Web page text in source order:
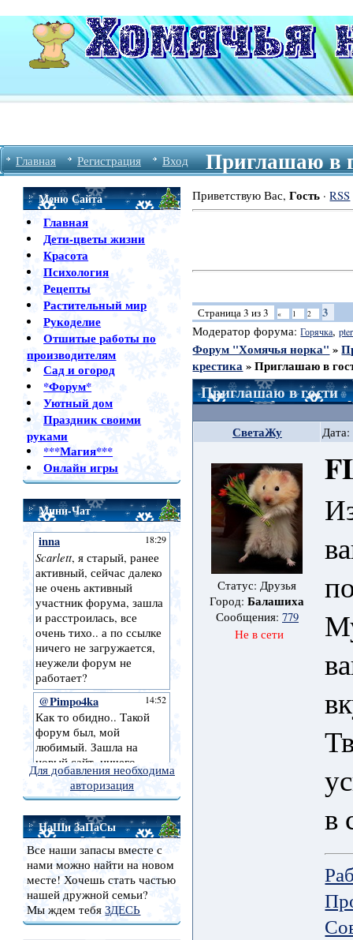
Главная Регистрация Вход Приглашаю в
Меню Сайта
Главная
Дети-цветы жизни
Красота
Психология
Рецепты
Растительный мир
Рукоделие
Отшитые работы по
производителям
Сад и огород
*Форум*
Уютный дом
Праздник своими
руками
***Магия***
Онлайн игры
Мини-Чат
Для добавления необходима
авторизация
НаШи ЗаПаСы
Все наши запасы вместе с
нами можно найти на новом
месте! Хочешь стать частью
нашей дружной семьи?
Мы ждем тебяЗДЕСЬ
Приветствую Вас,Гость ·RSS
Страница3 из3 « 1 2 3
Модератор форума:Горячка,
Форум "Хомячья норка" »
крестика » Приглашаю в
Приглашаю в гости
СветаЖу
Статус: Друзья
Город:Балашиха
Сообщения: 779
Не в сети
в